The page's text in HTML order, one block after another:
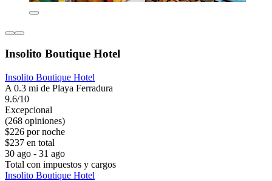
Insolito Boutique Hotel
Insolito Boutique Hotel
A 0.3 mi de Playa Ferradura
9.6/10
Excepcional
(268 opiniones)
$226 por noche
$237 en total
30 ago - 31 ago
Total con impuestos y cargos
Insolito Boutique Hotel